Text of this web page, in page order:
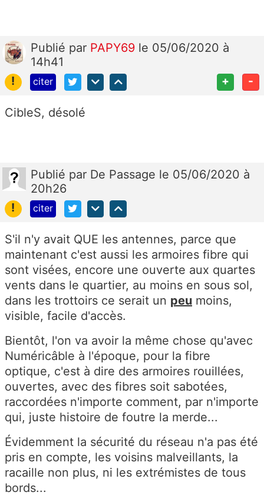
Publié par PAPY69 le 05/06/2020 à
14h41
!
citer + -
CibleS, désolé
Publié par De Passage le 05/06/2020 à
20h26
!
citer
S'il n'y avait QUE les antennes, parce que
maintenant c'est aussi les armoires fibre qui
sont visées, encore une ouverte aux quartes
vents dans le quartier, au moins en sous sol,
dans les trottoirs ce serait un peu moins,
visible, facile d'accès.
Bientôt, l'on va avoir la même chose qu'avec
Numéricâble à l'époque, pour la fibre
optique, c'est à dire des armoires rouillées,
ouvertes, avec des fibres soit sabotées,
raccordées n'importe comment, par n'importe
qui, juste histoire de foutre la merde...
Évidemment la sécurité du réseau n'a pas été
pris en compte, les voisins malveillants, la
racaille non plus, ni les extrémistes de tous
bords...